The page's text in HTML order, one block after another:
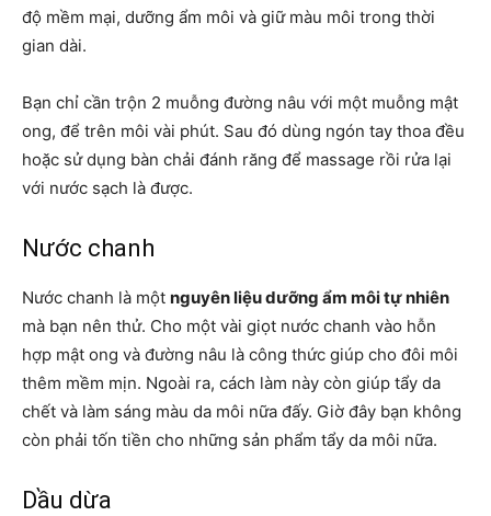
độ mềm mại, dưỡng ẩm môi và giữ màu môi trong thời
gian dài.
Bạn chỉ cần trộn 2 muỗng đường nâu với một muỗng mật
ong, để trên môi vài phút. Sau đó dùng ngón tay thoa đều
hoặc sử dụng bàn chải đánh răng để massage rồi rửa lại
với nước sạch là được.
Nước chanh
Nước chanh là một nguyên liệu dưỡng ẩm môi tự nhiên
mà bạn nên thử. Cho một vài giọt nước chanh vào hỗn
hợp mật ong và đường nâu là công thức giúp cho đôi môi
thêm mềm mịn. Ngoài ra, cách làm này còn giúp tẩy da
chết và làm sáng màu da môi nữa đấy. Giờ đây bạn không
còn phải tốn tiền cho những sản phẩm tẩy da môi nữa.
Dầu dừa